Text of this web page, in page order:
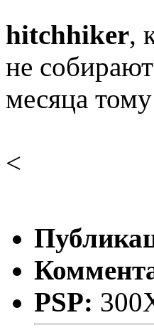
hitchhiker,
не
месяца
<
PSP: